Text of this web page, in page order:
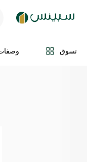
تسوق
اضف الى السلة